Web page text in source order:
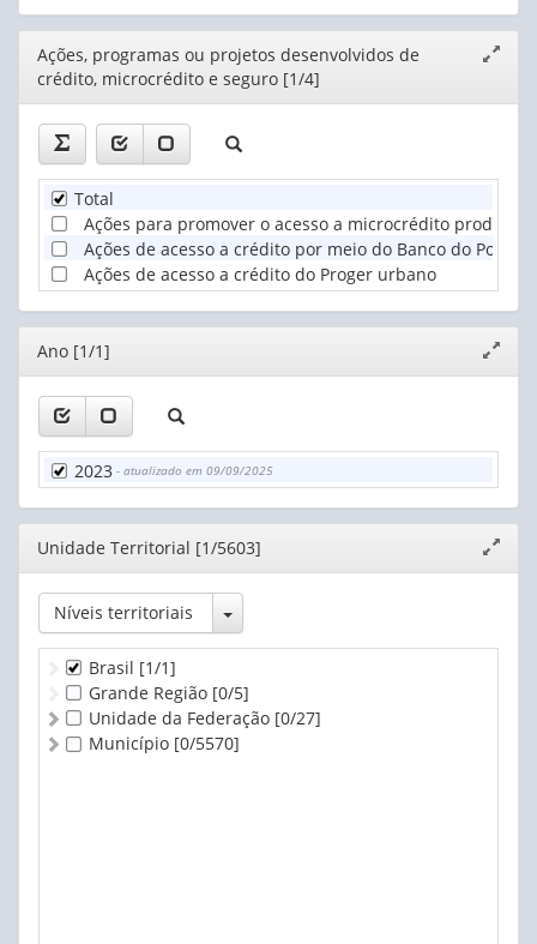
Editor
Ações, programas ou projetos desenvolvidos de
crédito, microcrédito e seguro [1/4]
Total
Ações para promover o acesso a microcrédito produtivo
Ações de acesso a crédito por meio do Banco do Povo
Ações de acesso a crédito do Proger urbano
Editor
janela
Ano [1/1]
2023 - atualizado em 09/09/2025
Editor
janela
Unidade Territorial [1/5603]
Níveis territoriais Toggle Dropdown
Brasil [1/1]
Grande Região [0/5]
Unidade da Federação [0/27]
Município [0/5570]